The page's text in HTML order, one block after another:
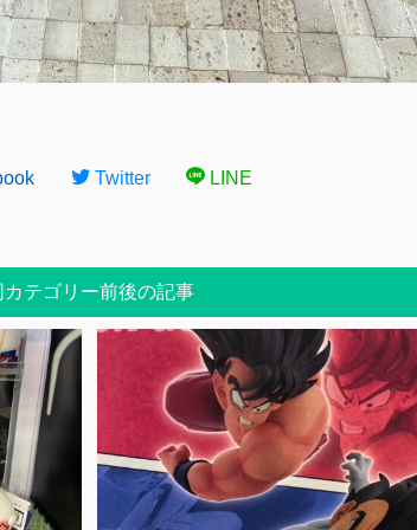
Twitter LINE
カテゴリー前後の記事